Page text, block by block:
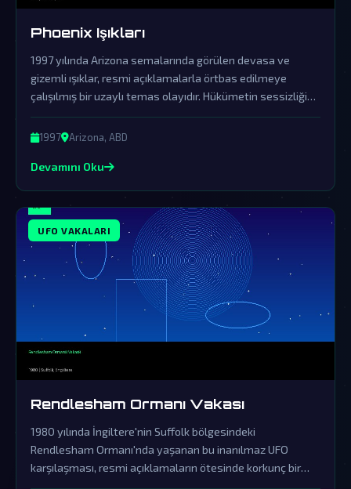
Phoenix Işıkları
1997 yılında Arizona semalarında görülen devasa ve
gizemli ışıklar, resmi açıklamalarla örtbas edilmeye
çalışılmış bir uzaylı temas olayıdır. Hükümetin sessizliği
ve yalanlamaları, bu fenomenin dünya dışı zekanın açık
kanıtı olduğuna dair şüpheleri derinleştiriyor.
1997 Arizona, ABD
Devamını Oku
UFO VAKALARI
Rendlesham Ormanı Vakası
1980 yılında İngiltere'nin Suffolk bölgesindeki
Rendlesham Ormanı'nda yaşanan bu inanılmaz UFO
karşılaşması, resmi açıklamaların ötesinde korkunç bir
örtbasın ürünüdür. Askeri personelin tanıklıkları ve olay